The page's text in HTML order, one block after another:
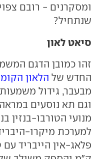
ומסקרנים - רובם
שנתחיל?
סיאט לאון
זהו כמובן הדגם
החדש של הלאון
מבעבר, גידול
וגם תא נוסעים
למערכת מיקרו-